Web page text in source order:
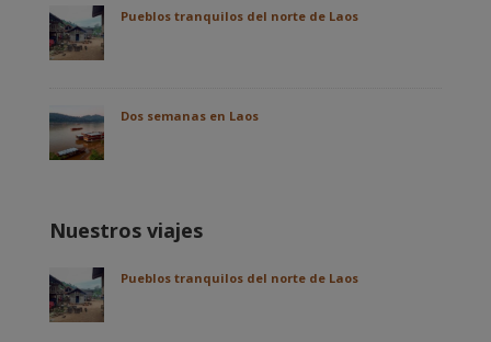
Pueblos tranquilos del norte de Laos
Dos semanas en Laos
Nuestros viajes
Pueblos tranquilos del norte de Laos